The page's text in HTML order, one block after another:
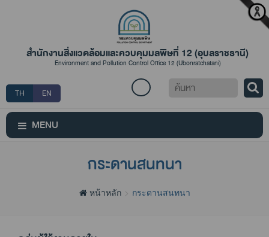
สำนักงานสิ่งแวดล้อมและควบคุมมลพิษที่ 12 (อุบลราชธานี)
Environment and Pollution Control Office 12 (Ubonratchatani)
TH EN
ค้นหา
MENU
กระดานสนทนา
หน้าหลัก กระดานสนทนา